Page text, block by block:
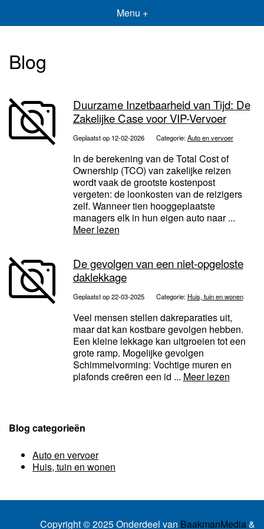
Menu +
Blog
Duurzame Inzetbaarheid van Tijd: De
Zakelijke Case voor VIP-Vervoer
Geplaatst op 12-02-2026 Categorie:Auto en vervoer
In de berekening van de Total Cost of
Ownership (TCO) van zakelijke reizen
wordt vaak de grootste kostenpost
vergeten: de loonkosten van de reizigers
zelf. Wanneer tien hooggeplaatste
managers elk in hun eigen auto naar ...
Meer lezen
De gevolgen van een niet-opgeloste
daklekkage
Geplaatst op 22-03-2025 Categorie: Huis, tuin en wonen
Veel mensen stellen dakreparaties uit,
maar dat kan kostbare gevolgen hebben.
Een kleine lekkage kan uitgroeien tot een
grote ramp. Mogelijke gevolgen
Schimmelvorming: Vochtige muren en
plafonds creëren een id ... Meer lezen
Blog categorieën
Auto en vervoer
Huis, tuin en wonen
Copyright © 2025 Onderdeel van BaakmanMedia&